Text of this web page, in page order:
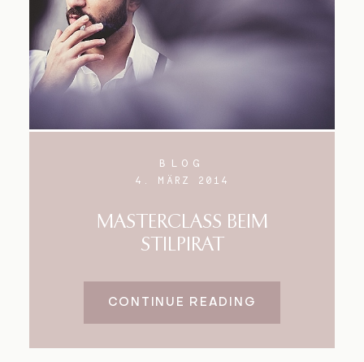
BLOG
4. MÄRZ 2014
MASTERCLASS BEIM
STILPIRAT
CONTINUE READING